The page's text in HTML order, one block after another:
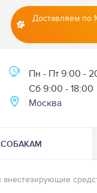
Доставляем по
Пн - Пт 9:00 -
Cб 9:00 - 18:00
Москва
СОБАКАМ